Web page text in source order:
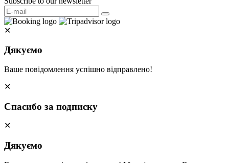
✕
Дякуємо
Ваше повідомлення успішно відправлено!
✕
Спасибо за подписку
✕
Дякуємо